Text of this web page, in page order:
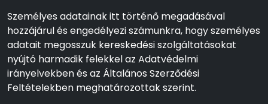
Személyes adatainak itt történő megadásával
hozzájárul és engedélyezi számunkra, hogy személyes
adatait megosszuk kereskedési szolgáltatásokat
nyújtó harmadik felekkel az Adatvédelmi
irányelvekben és az Általános Szerződési
Feltételekben meghatározottak szerint.